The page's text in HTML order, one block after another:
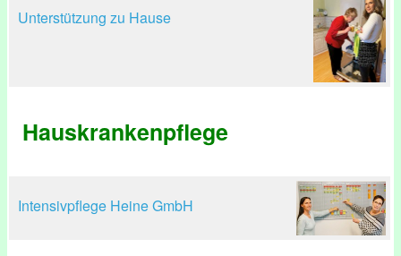
Unterstützung zu Hause
Hauskrankenpflege
Intensivpflege Heine GmbH